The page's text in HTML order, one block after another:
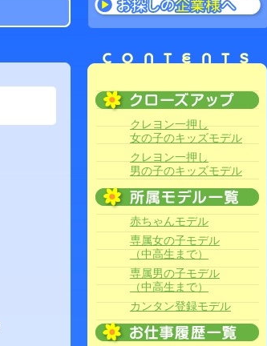
クレヨン一押し
女の子のキッズモデル
クレヨン一押し
男の子のキッズモデル
赤ちゃんモデル
専属女の子モデル
（中高生まで）
専属男の子モデル
（中高生まで）
カンタン登録モデル